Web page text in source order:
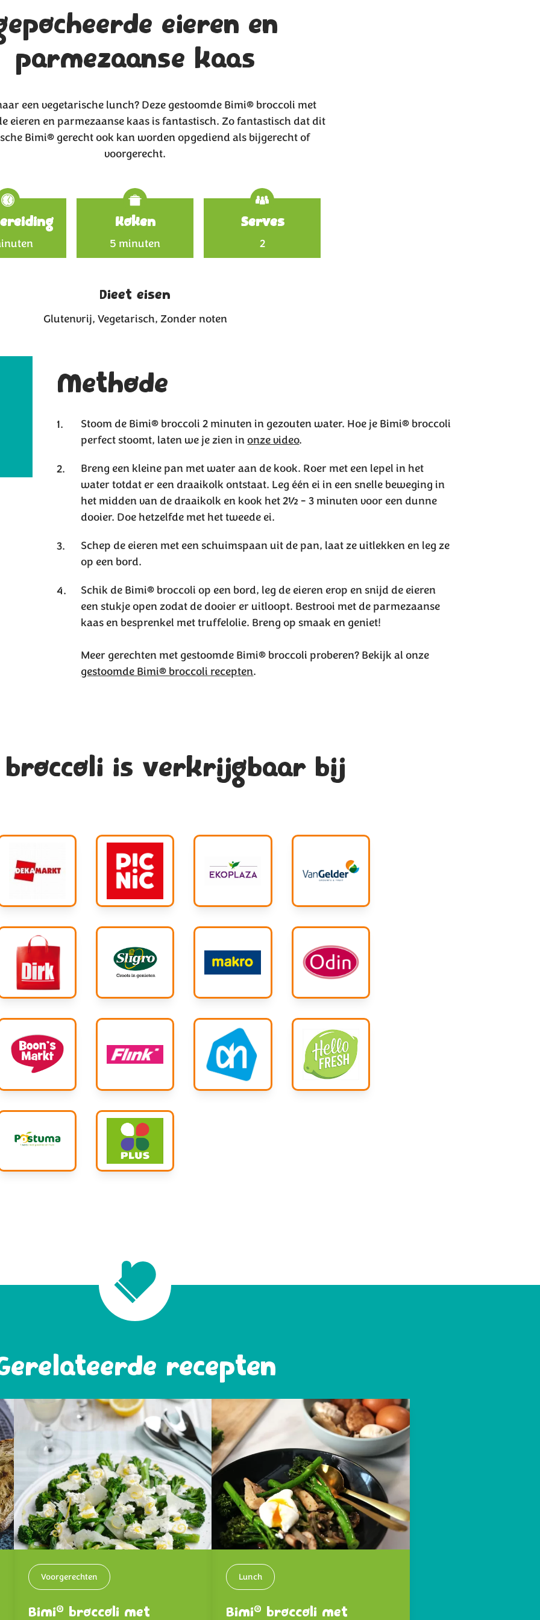
eieren en
parmezaanse kaas
een vegetarische lunch? Deze gestoomde Bimi® broccoli met
eieren en parmezaanse kaas is fantastisch. Zo fantastisch dat dit
Bimi® gerecht ook kan worden opgediend als bijgerecht of
voorgerecht.
Specifications
Koken
5 minuten
Serves
2
Dieet eisen
Glutenvrij Vegetarisch Zonder noten
Methode
Stoom de Bimi® broccoli 2 minuten in gezouten water. Hoe je Bimi® broccoli
perfect stoomt, laten we je zien inonze video.
Breng een kleine pan met water aan de kook. Roer met een lepel in het
water totdat er een draaikolk ontstaat. Leg één ei in een snelle beweging in
het midden van de draaikolk en kook het 2½ - 3 minuten voor een dunne
dooier. Doe hetzelfde met het tweede ei.
Schep de eieren met een schuimspaan uit de pan, laat ze uitlekken en leg ze
op een bord.
Schik de Bimi® broccoli op een bord, leg de eieren erop en snijd de eieren
een stukje open zodat de dooier er uitloopt. Bestrooi met de parmezaanse
kaas en besprenkel met truffelolie. Breng op smaak en geniet!
Meer gerechten met gestoomde Bimi® broccoli proberen? Bekijk al onze
gestoomde Bimi® broccoli recepten.
broccoli is verkrijgbaar bij
recepten
Voorgerechten
Bimi® broccoli met
Lunch
Bimi® broccoli met